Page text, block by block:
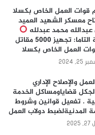
قوات العمل الخاص بكسلا
معسكر الشهيد العميد
عبدالله محمد عبدلله
قبيلة التاما: تجهيز 5000 مقاتل
العمل الخاص بكسلا
2024
والإصلاح الإداري
قضاياومساكل الخدمة
. تفعيل قوانين وشروط
المدنيةلضبط دولاب العمل